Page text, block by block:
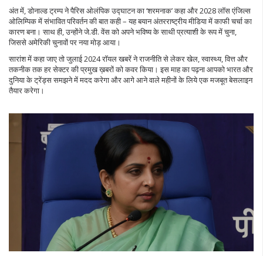
अंत में, डोनाल्ड ट्रम्प ने पैरिस ओलंपिक उद्घाटन का ‘शरमनाक’ कहा और 2028 लॉस एंजिल्स
ओलिम्पिक में संभावित परिवर्तन की बात कही – यह बयान अंतरराष्ट्रीय मीडिया में काफी चर्चा का
कारण बना। साथ ही, उन्होंने जे.डी. वेंस को अपने भविष्य के साथी प्रत्याशी के रूप में चुना,
जिससे अमेरिकी चुनावों पर नया मोड़ आया।
सारांश में कहा जाए तो जुलाई 2024 रॉयल खबरें ने राजनीति से लेकर खेल, स्वास्थ्य, वित्त और
तकनीक तक हर सेक्टर की प्रमुख ख़बरों को कवर किया। इस माह का पढ़ना आपको भारत और
दुनिया के ट्रेंड्स समझने में मदद करेगा और आगे आने वाले महीनों के लिये एक मजबूत बेसलाइन
तैयार करेगा।